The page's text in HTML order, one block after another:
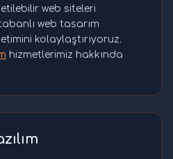
web siteleri
web tasarım
kolaylaştırıyoruz.
hizmetlerimiz hakkında